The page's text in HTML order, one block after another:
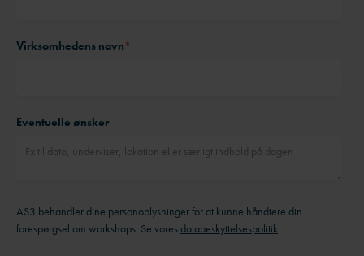
Virksomhedens navn*
Eventuelle ønsker
AS3 behandler dine personoplysninger for at kunne håndtere din
forespørgsel om workshops. Se vores databeskyttelsespolitik